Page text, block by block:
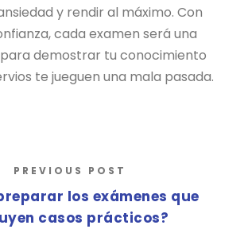
y rendir al máximo. Con
cada examen será una
demostrar tu conocimiento
te jueguen una mala pasada.
PREVIOUS POST
los exámenes que
casos prácticos?